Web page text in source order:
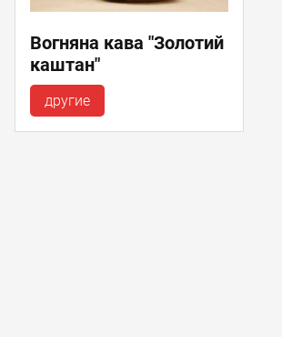
Вогняна кава "Золотий
каштан"
другие